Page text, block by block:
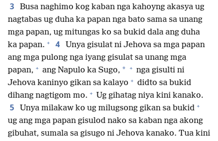
3
Busa naghimo kog kaban nga kahoyng akasya ug
nagtabas ug duha ka papan nga bato sama sa unang
mga papan, ug mitungas ko sa bukid dala ang duha
ka papan. + 4
Unya gisulat ni Jehova sa mga papan
ang mga pulong nga iyang gisulat sa unang mga
papan, + ang Napulo ka Sugo, * + nga gisulti ni
Jehova kaninyo gikan sa kalayo + didto sa bukid
dihang nagtigom mo. + Ug gihatag niya kini kanako.
5 Unya milakaw ko ug milugsong gikan sa bukid +
ug ang mga papan gisulod nako sa kaban nga akong
gibuhat, sumala sa gisugo ni Jehova kanako. Tua kini